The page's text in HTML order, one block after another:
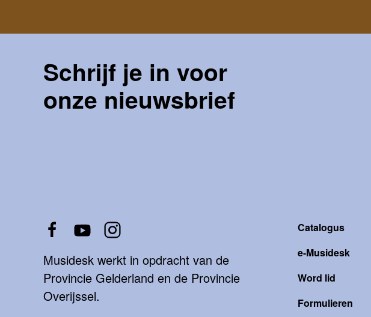
Schrijf je in voor
onze nieuwsbrief
Musidesk werkt in opdracht van de
Provincie Gelderland en de Provincie
Overijssel.
Catalogus
e-Musidesk
Word lid
Formulieren